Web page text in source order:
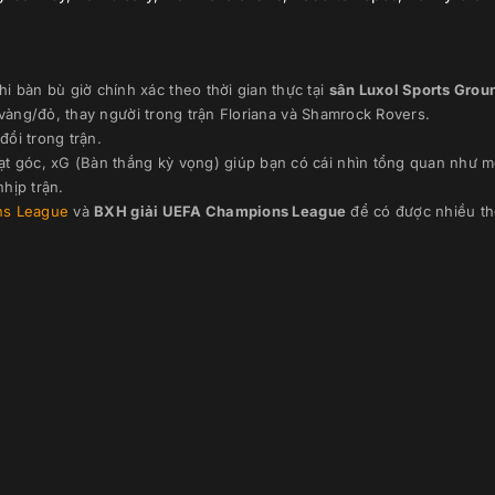
bàn bù giờ chính xác theo thời gian thực tại sân Luxol Sports
đỏ, thay người trong trận Florianavà Shamrock Rovers.
trong trận.
góc, xG (Bàn thắng kỳ vọng) giúp bạn có cái nhìn tổng quan như
trận.
League và BXH giải UEFA Champions League để có được nhiều